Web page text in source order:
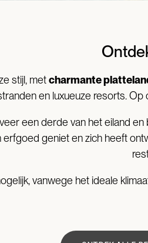
stijl, metcharmante
en luxueuze resorts.
een derde van het eiland
erfgoed geniet en zich heeft
vanwege het ideale